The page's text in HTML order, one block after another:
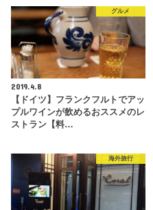
グルメ
2019.4.8
【ドイツ】フランクフルトでアッ
プルワインが飲めるおススメのレ
ストラン【料…
海外旅行